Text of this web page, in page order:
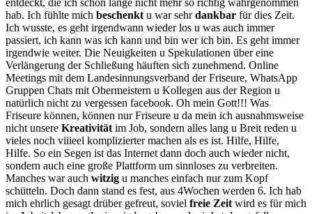
hab. Ich fühlte mich beschenkt u war sehrdankbar für dies Zeit.
Ich wusste, es geht irgendwann wieder los u was auch immer
passiert, ich kann was ich kann und bin wer ich bin. Es geht immer
irgendwie weiter. Die Neuigkeiten u Spekulationen über eine
Verlängerung der Schließung häuften sich zunehmend. Online
Meetings mit dem Landesinnungsverband der Friseure, WhatsApp
Gruppen Chats mit Obermeistern u Kollegen aus der Region u
natürlich nicht zu vergessen facebook. Oh mein Gott!!! Was
Friseure können, können nur Friseure u da mein ich ausnahmsweise
nicht unsere Kreativität im Job, sondern alles lang u Breit reden u
vieles noch viiieel komplizierter machen als es ist. Hilfe, Hilfe,
Hilfe. So ein Segen ist das Internet dann doch auch wieder nicht,
sondern auch eine große Plattform um sinnloses zu verbreiten.
Manches war auch witzig u manches einfach nur zum Kopf
schütteln. Doch dann stand es fest, aus 4Wochen werden 6. Ich hab
mich ehrlich gesagt drüber gefreut, soviel freie Zeit wird es für mich